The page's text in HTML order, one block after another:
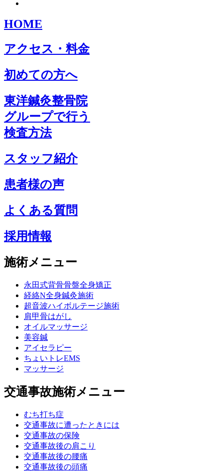
HOME
アクセス・料金
初めての方へ
東洋鍼灸整骨院
グループで行う
検査方法
スタッフ紹介
患者様の声
よくある質問
採用情報
施術メニュー
永田式背骨骨盤全身矯正
経絡N全身鍼灸施術
超音波ハイボルテージ施術
肩甲骨はがし
オイルマッサージ
美容鍼
アイセラピー
ちょいトレEMS
マッサージ
交通事故施術メニュー
むち打ち症
交通事故に遭ったときには
交通事故の保険
交通事故後の肩こり
交通事故後の腰痛
交通事故後の頭痛